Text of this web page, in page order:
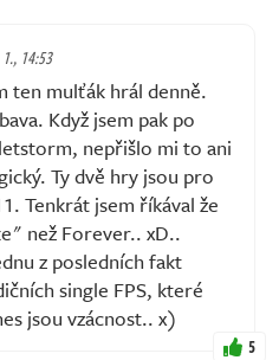
14:53
ten mulťák hrál denně.
Když jsem pak po
nepřišlo mi to ani
Ty dvě hry jsou pro
Tenkrát jsem říkával že
než Forever.. xD..
z posledních fakt
single FPS, které
jsou vzácnost.. x)
5